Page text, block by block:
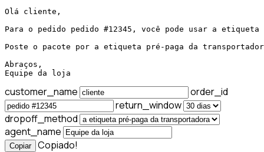
Olá cliente,
Para o pedido pedido #12345, você pode usar a
Poste o pacote por a etiqueta pré-paga da
Abraços,
Equipe da loja
customer_name
order_id
return_window
dropoff_method
agent_name
Copiar Copiado!